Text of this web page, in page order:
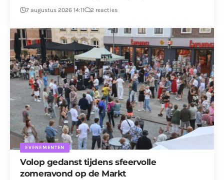
7 augustus 2026 14:11 2 reacties
EVENEMENTEN
Volop gedanst tijdens sfeervolle
zomeravond op de Markt